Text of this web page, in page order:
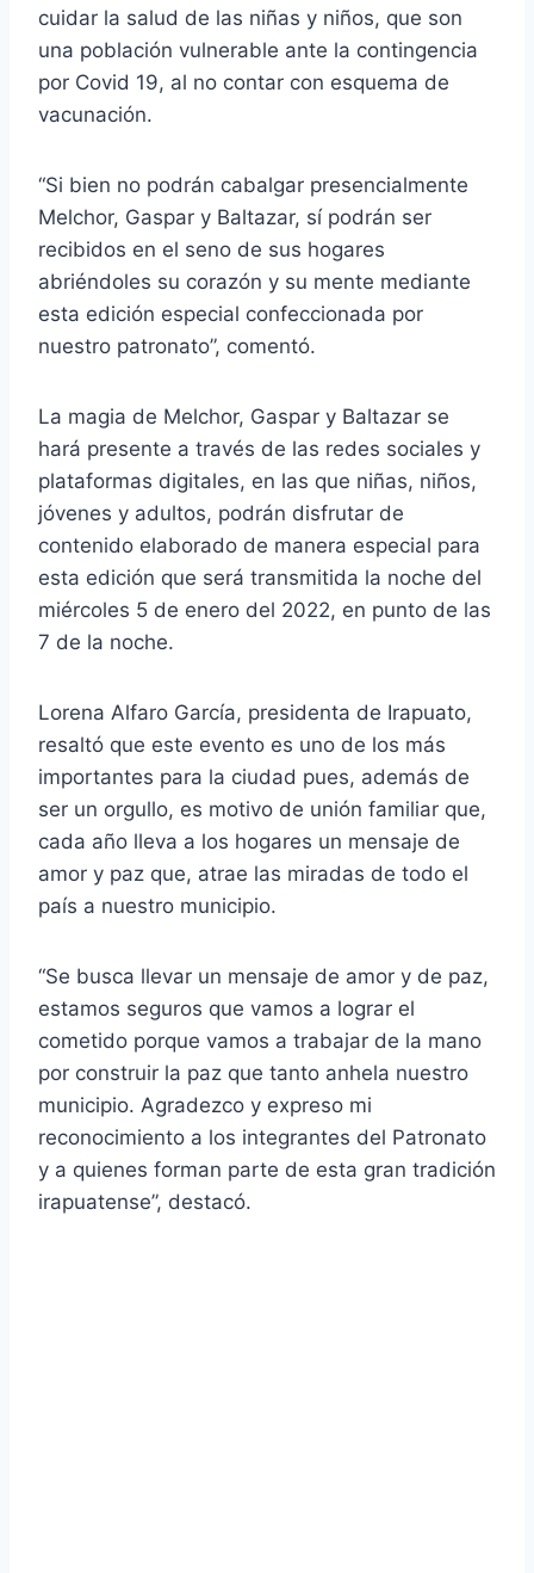
cuidar la salud de las niñas y niños, que son
una población vulnerable ante la contingencia
por Covid 19, al no contar con esquema de
vacunación.
“Si bien no podrán cabalgar presencialmente
Melchor, Gaspar y Baltazar, sí podrán ser
recibidos en el seno de sus hogares
abriéndoles su corazón y su mente mediante
esta edición especial confeccionada por
nuestro patronato”, comentó.
La magia de Melchor, Gaspar y Baltazar se
hará presente a través de las redes sociales y
plataformas digitales, en las que niñas, niños,
jóvenes y adultos, podrán disfrutar de
contenido elaborado de manera especial para
esta edición que será transmitida la noche del
miércoles 5 de enero del 2022, en punto de las
7 de la noche.
Lorena Alfaro García, presidenta de Irapuato,
resaltó que este evento es uno de los más
importantes para la ciudad pues, además de
ser un orgullo, es motivo de unión familiar que,
cada año lleva a los hogares un mensaje de
amor y paz que, atrae las miradas de todo el
país a nuestro municipio.
“Se busca llevar un mensaje de amor y de paz,
estamos seguros que vamos a lograr el
cometido porque vamos a trabajar de la mano
por construir la paz que tanto anhela nuestro
municipio. Agradezco y expreso mi
reconocimiento a los integrantes del Patronato
y a quienes forman parte de esta gran tradición
irapuatense”, destacó.